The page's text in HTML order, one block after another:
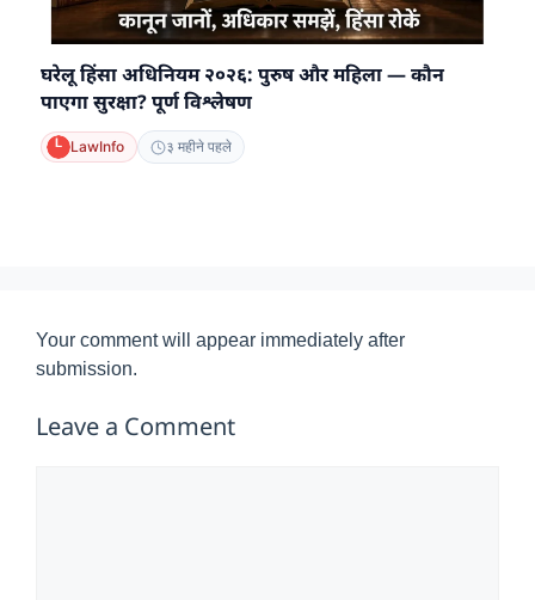
घरेलू हिंसा अधिनियम २०२६: पुरुष और महिला — कौन
पाएगा सुरक्षा? पूर्ण विश्लेषण
LawInfo ३ महीने पहले
Your comment will appear immediately after
submission.
Leave a Comment